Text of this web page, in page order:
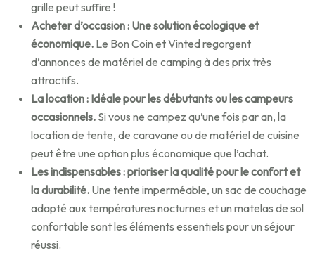
grille peut suffire !
Acheter d’occasion : Une solution écologique et
économique. Le Bon Coin et Vinted regorgent
d’annonces de matériel de camping à des prix très
attractifs.
La location : Idéale pour les débutants ou les campeurs
occasionnels. Si vous ne campez qu’une fois par an, la
location de tente, de caravane ou de matériel de cuisine
peut être une option plus économique que l’achat.
Les indispensables : prioriser la qualité pour le confort et
la durabilité. Une tente imperméable, un sac de couchage
adapté aux températures nocturnes et un matelas de sol
confortable sont les éléments essentiels pour un séjour
réussi.